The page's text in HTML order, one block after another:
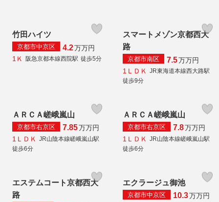
竹田ハイツ
京都市中京区 4.2万万円
1Ｋ
阪急京都本線西院駅 徒歩5分
スマートメゾン京都西大
路
京都市南区 7.5万万円
1ＬＤＫ
JR東海道本線西大路駅
徒歩9分
ＡＲＣＡ嵯峨嵐山
京都市右京区 7.85万万円
1ＬＤＫ
JR山陰本線嵯峨嵐山駅
徒歩6分
ＡＲＣＡ嵯峨嵐山
京都市右京区 7.8万万円
1ＬＤＫ
JR山陰本線嵯峨嵐山駅
徒歩6分
エステムコート京都西大
路
エクラージュ御池
京都市中京区 10.3万万円